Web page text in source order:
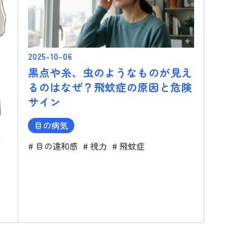
2025-10-06
黒点や糸、虫のようなものが見え
るのはなぜ？飛蚊症の原因と危険
サイン
目の病気
目の違和感
視力 飛蚊症